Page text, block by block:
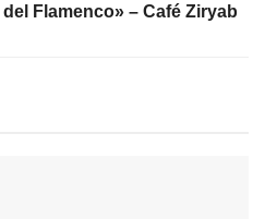
Flamenco» – Café Ziryab